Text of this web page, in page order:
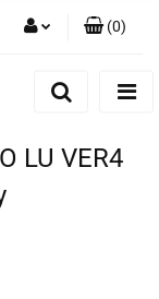
(0)
LU VER4